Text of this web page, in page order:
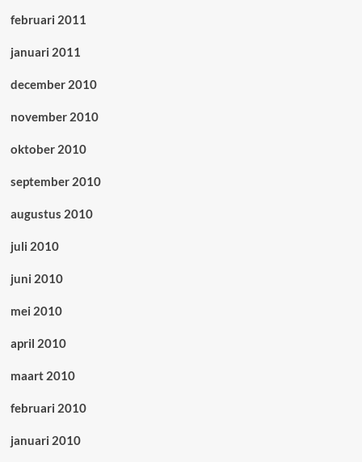
februari 2011
januari 2011
december 2010
november 2010
oktober 2010
september 2010
augustus 2010
juli 2010
juni 2010
mei 2010
april 2010
maart 2010
februari 2010
januari 2010